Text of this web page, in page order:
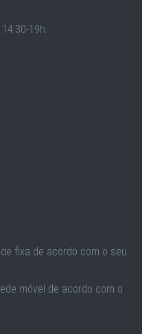
19h
fixa de acordo com o seu
móvel de acordo com o